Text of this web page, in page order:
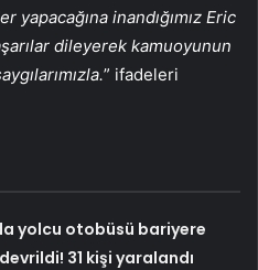
inandığımız Eric
dileyerek kamuoyunun
” ifadeleri
yolcu otobüsü bariyere
31 kişi yaralandı